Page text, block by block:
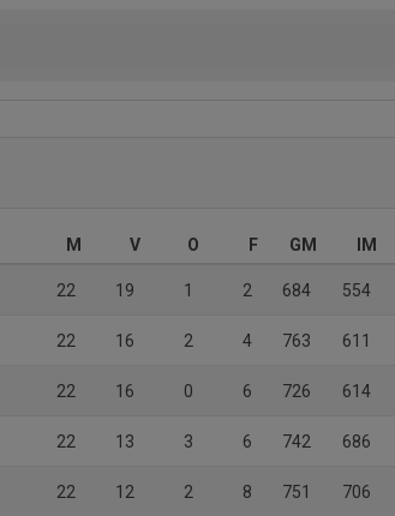
M V O F GM IM
22 19 1 2 684 554
22 16 2 4 763 611
22 16 0 6 726 614
22 13 3 6 742 686
22 12 2 8 751 706